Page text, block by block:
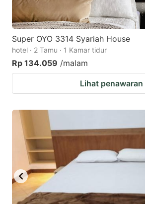
Super OYO 3314 Syariah House
hotel · 2 Tamu · 1 Kamar tidur
Rp 134.059 /malam
Lihat penawaran